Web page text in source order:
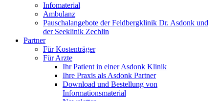
Infomaterial
Ambulanz
Pauschalangebote der Feldbergklinik Dr. Asdonk und
der Seeklinik Zechlin
Partner
Für Kostenträger
Für Arzte
Ihr Patient in einer Asdonk Klinik
Ihre Praxis als Asdonk Partner
Download und Bestellung von
Informationsmaterial